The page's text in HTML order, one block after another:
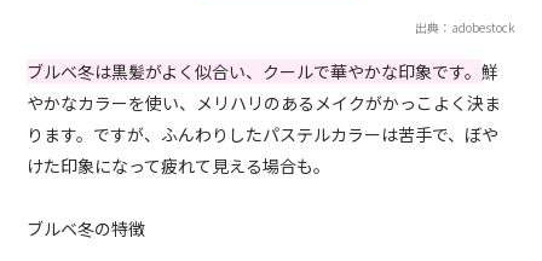
出典：adobestock
ブルベ冬は黒髪がよく似合い、クールで華やかな印象です。鮮
やかなカラーを使い、メリハリのあるメイクがかっこよく決ま
ります。ですが、ふんわりしたパステルカラーは苦手で、ぼや
けた印象になって疲れて見える場合も。
ブルベ冬の特徴